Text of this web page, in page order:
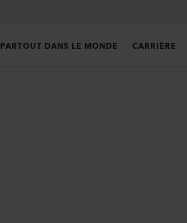
PARTOUT DANS LE MONDE CARRIÈRE